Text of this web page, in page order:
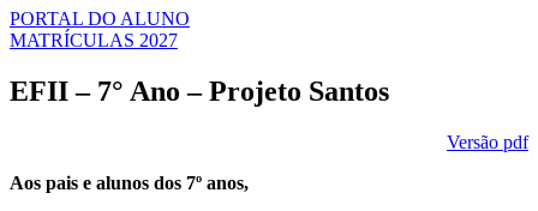
PORTAL DO ALUNO
MATRÍCULAS 2027
EFII – 7° Ano – Projeto Santos
Versão pdf
Aos pais e alunos dos 7º anos,